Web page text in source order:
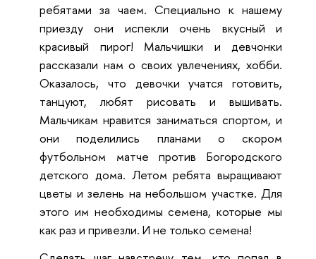
ребятами за чаем. Специально к нашему
приезду они испекли очень вкусный и
красивый пирог! Мальчишки и девчонки
рассказали нам о своих увлечениях, хобби.
Оказалось, что девочки учатся готовить,
танцуют, любят рисовать и вышивать.
Мальчикам нравится заниматься спортом, и
они поделились планами о скором
футбольном матче против Богородского
детского дома. Летом ребята выращивают
цветы и зелень на небольшом участке. Для
этого им необходимы семена, которые мы
как раз и привезли. И не только семена!